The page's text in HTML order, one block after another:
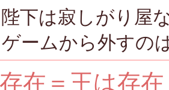
下は寂しがり屋
ームから外すの
在＝王は存